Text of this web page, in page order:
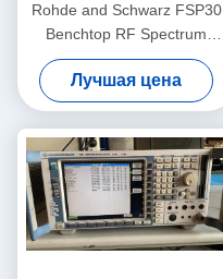
Rohde and Schwarz FSP30
Benchtop RF Spectrum
Analyzer от 9 кГц до 30 ГГц
с уровнем шума -155 дБм и
проверенный в
собственности
Лучшая цена